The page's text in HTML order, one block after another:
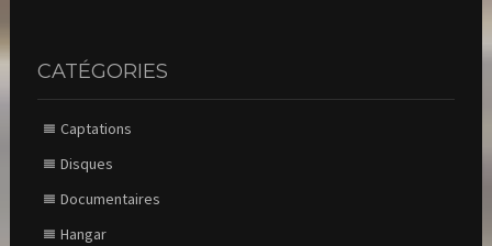
CATÉGORIES
Captations
Disques
Documentaires
Hangar